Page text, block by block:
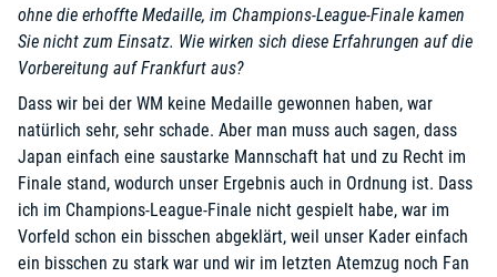
ohne die erhoffte Medaille, im Champions-League-Finale kamen
Sie nicht zum Einsatz. Wie wirken sich diese Erfahrungen auf die
Vorbereitung auf Frankfurt aus?
Dass wir bei der WM keine Medaille gewonnen haben, war
natürlich sehr, sehr schade. Aber man muss auch sagen, dass
Japan einfach eine saustarke Mannschaft hat und zu Recht im
Finale stand, wodurch unser Ergebnis auch in Ordnung ist. Dass
ich im Champions-League-Finale nicht gespielt habe, war im
Vorfeld schon ein bisschen abgeklärt, weil unser Kader einfach
ein bisschen zu stark war und wir im letzten Atemzug noch Fan